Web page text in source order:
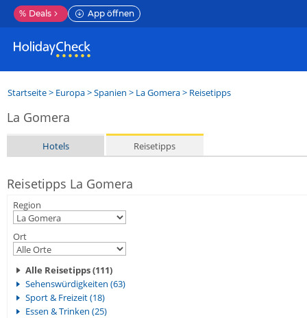
% Deals App öffnen
Startseite> Europa>Spanien > La Gomera> Reisetipps
La Gomera
Hotels Reisetipps
Reisetipps La Gomera
Region
Ort
Alle Reisetipps (111)
Sehenswürdigkeiten (63)
Sport & Freizeit (18)
Essen & Trinken (25)